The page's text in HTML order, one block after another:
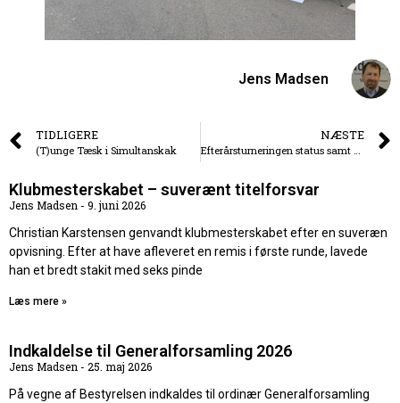
Jens Madsen
TIDLIGERE
(T)unge Tæsk i Simultanskak
NÆSTE
Klubmesterskabet – suverænt titelforsvar
Jens Madsen
9. juni 2026
Christian Karstensen genvandt klubmesterskabet efter en suveræn
opvisning. Efter at have afleveret en remis i første runde, lavede
han et bredt stakit med seks pinde
Læs mere »
Indkaldelse til Generalforsamling 2026
Jens Madsen
25. maj 2026
På vegne af Bestyrelsen indkaldes til ordinær Generalforsamling